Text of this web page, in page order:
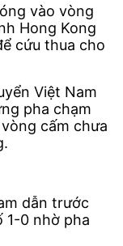
vào vòng
Hong Kong
cứu thua cho
Việt Nam
pha chạm
cấm chưa
dẫn trước
1-0 nhờ pha